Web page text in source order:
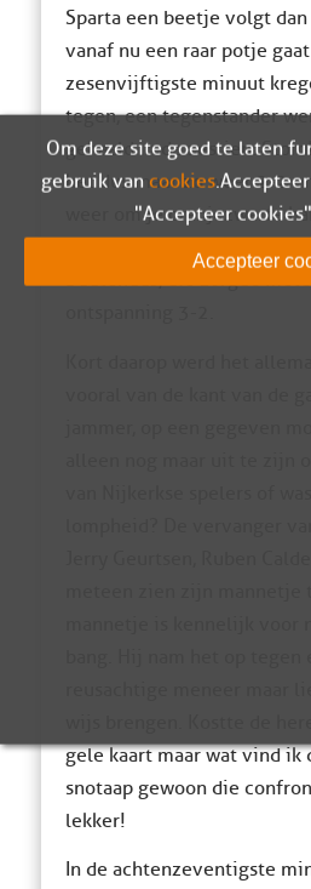
Sparta een beetje volgt
vanaf nu een raar potje
zesenvijftigste minuut
tegen, een tegenstander
gehaald in de zestien.
het dus maar zo weer 2-2
weer om je oranjezwarte
hebben we dan inmiddels
Buutehuus, die zorgde
gele kaart maar wat vind ik
snotaap gewoon die
lekker!
In de achtenzeventigste
Om deze site goed te laten
gebruik van cookies.
"Accepteer
Accepteer